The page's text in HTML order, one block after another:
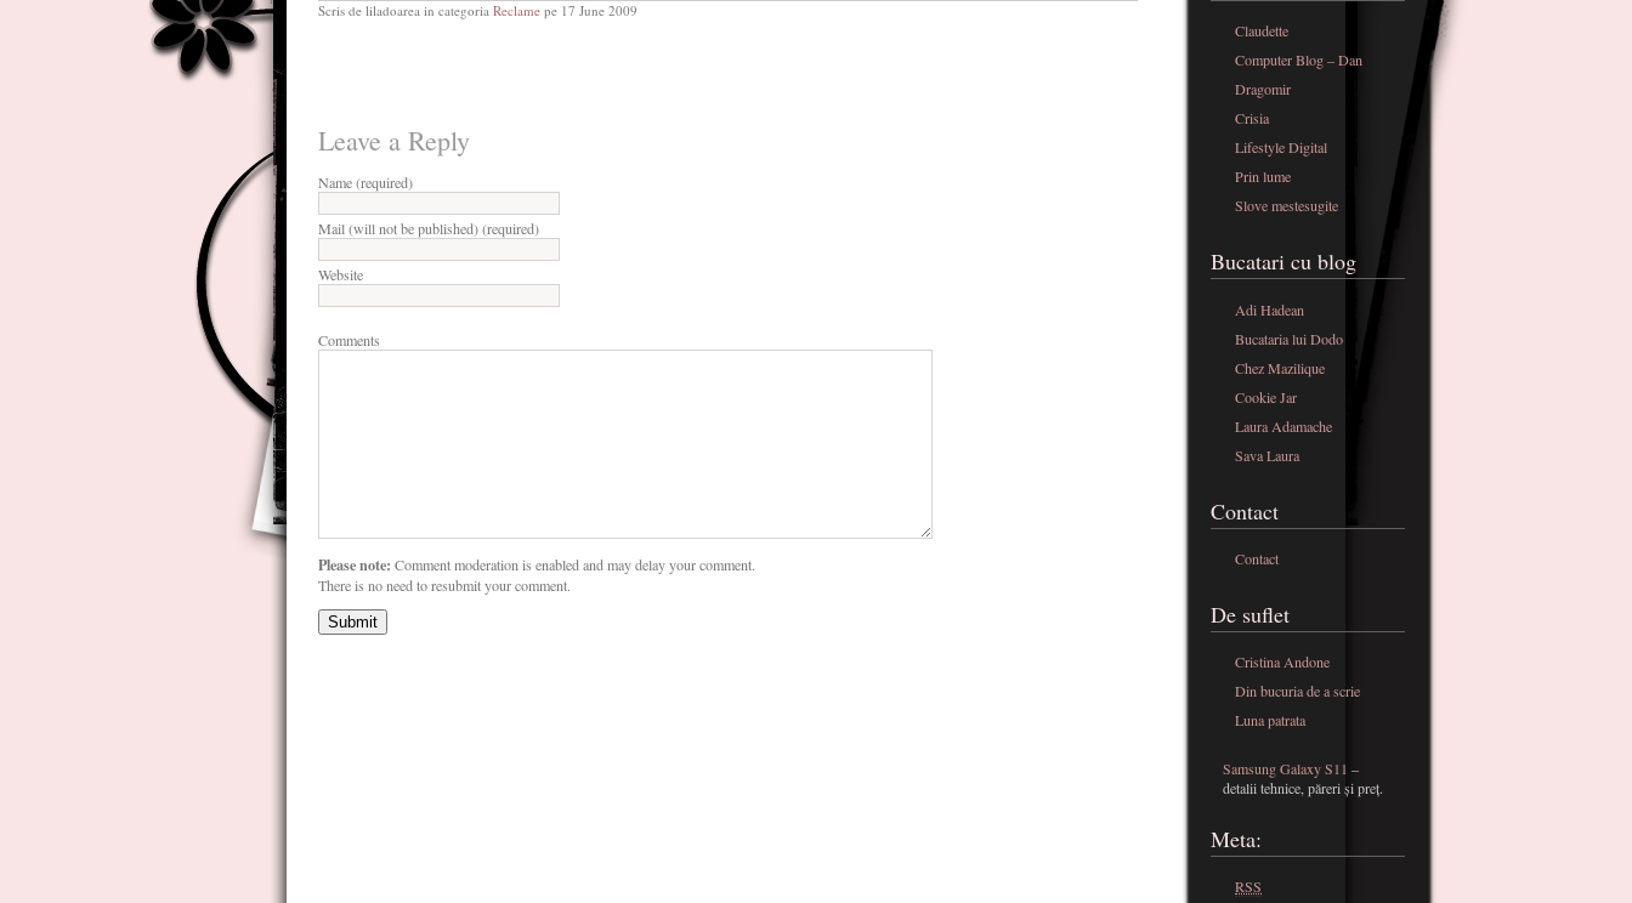
Scris de liladoarea in categoria Reclame pe 17 June 2009
Leave a Reply
Name (required)
Mail (will not be published) (required)
Website
Comments
Please note: Comment moderation is enabled and may delay your comment.
There is no need to resubmit your comment.
Claudette
Computer Blog – Dan
Dragomir
Crisia
Lifestyle Digital
Prin lume
Slove mestesugite
Bucatari cu blog
Adi Hadean
Bucataria lui Dodo
Chez Mazilique
Cookie Jar
Laura Adamache
Sava Laura
Contact
Contact
De suflet
Cristina Andone
Din bucuria de a scrie
Luna patrata
Samsung Galaxy S11 –
detalii tehnice, păreri și preț.
Meta:
RSS